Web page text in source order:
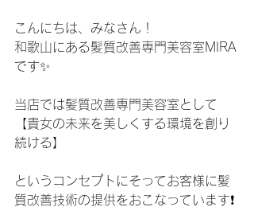
こんにちは、みなさん！
和歌山にある髪質改善専門美容室MIRA
です✨
当店では髪質改善専門美容室として
【貴女の未来を美しくする環境を創り
続ける】
というコンセプトにそってお客様に髪
質改善技術の提供をおこなっています❗️